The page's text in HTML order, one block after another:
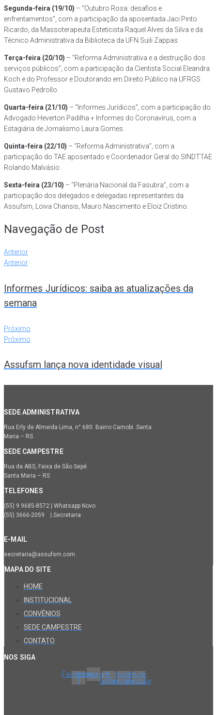
Segunda-feira (19/10) – “Outubro Rosa: desafios e
enfrentamentos”, com a participação da aposentada Jaci Pinto
Ricardo, da Massoterapeuta Esteticista Raquel Alves da Silva e da
Técnico Administrativa da Biblioteca da UFN Suili Zappas.
Terça-feira (20/10) – “Reforma Administrativa e a destruição dos
serviços públicos”, com a participação da Cientista Social Eleandra
Koch e do Professor e Doutorando em Direito Público na UFRGS
Gustavo Pedrollo.
Quarta-feira (21/10) – “Informes Jurídicos”, com a participação do
Advogado Heverton Padilha + Informes do Coronavírus, com a
Estagiária de Jornalismo Laura Gomes.
Quinta-feira (22/10) – “Reforma Administrativa”, com a
participação do TAE aposentado e Coordenador Geral do SINDTTAE
Rolando Malvásio .
Sexta-feira (23/10) – “Plenária Nacional da Fasubra”, com a
participação dos delegados e delegadas representantes da
Assufsm, Loiva Chansis, Mauro Nascimento e Eloiz Cristino.
Navegação de Post
Anterior
Anterior
Informes Jurídicos: saiba as atualizações da
semana
Próximo
Próximo
Assufsm lança nova identidade visual
SEDE ADMINISTRATIVA
Rua Erly de Almeida Lima, n° 680. Bairro Camobi. Santa
Maria – RS
SEDE CAMPESTRE
Rua da ABS, Faixa de São Sepé.
Santa Maria – RS
TELEFONES
(55) 9.9685-8572 | Whatsapp Novo
(55) 3666-2059 | Secretaria
E-MAIL
secretaria@assufsm.com
MAPA DO SITE
HOME
INSTITUCIONAL
CONVÊNIOS
SEDE CAMPESTRE
CONTATO
NOS SIGA
Facebook-
f
InstagramX-
twitter
Huge-
spotify
Huge-
youtube